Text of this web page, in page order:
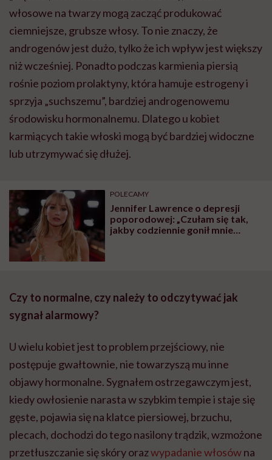
włosowe na twarzy mogą zacząć produkować
ciemniejsze, grubsze włosy. To nie znaczy, że
androgenów jest dużo, tylko że ich wpływ jest większy
niż wcześniej. Ponadto podczas karmienia piersią
rośnie poziom prolaktyny, która hamuje estrogeny i
sprzyja „suchszemu”, bardziej androgenowemu
środowisku hormonalnemu. Dlatego u kobiet
karmiących takie włoski mogą być bardziej widoczne
lub utrzymywać się dłużej.
POLECAMY
Jennifer Lawrence o depresji
poporodowej: „Czułam się tak,
jakby codziennie gonił mnie
Czy to normalne, czy należy to odczytywać jak
sygnał alarmowy?
U wielu kobiet jest to problem przejściowy, nie
postępuje gwałtownie, nie towarzyszą mu inne
objawy hormonalne. Sygnałem ostrzegawczym jest,
kiedy owłosienie narasta w szybkim tempie i staje się
gęste, pojawia się na klatce piersiowej, brzuchu,
plecach, dochodzi do tego nasilony trądzik, wzmożone
przetłuszczanie się skóry orazwypadanie włosówna